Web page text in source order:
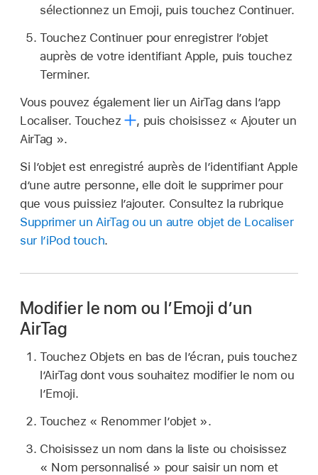
sélectionnez un Emoji, puis touchez Continuer.
Touchez Continuer pour enregistrer l’objet
auprès de votre identifiant Apple, puis touchez
Terminer.
Vous pouvez également lier un AirTag dans l’app
Localiser. Touchez
, puis choisissez « Ajouter un
AirTag ».
Si l’objet est enregistré auprès de l’identifiant Apple
d’une autre personne, elle doit le supprimer pour
que vous puissiez l’ajouter. Consultez la rubrique
Supprimer un AirTag ou un autre objet de Localiser
sur l’iPod touch.
Modifier le nom ou l’Emoji d’un
AirTag
Touchez Objets en bas de l’écran, puis touchez
l’AirTag dont vous souhaitez modifier le nom ou
l’Emoji.
Touchez « Renommer l’objet ».
Choisissez un nom dans la liste ou choisissez
« Nom personnalisé » pour saisir un nom et